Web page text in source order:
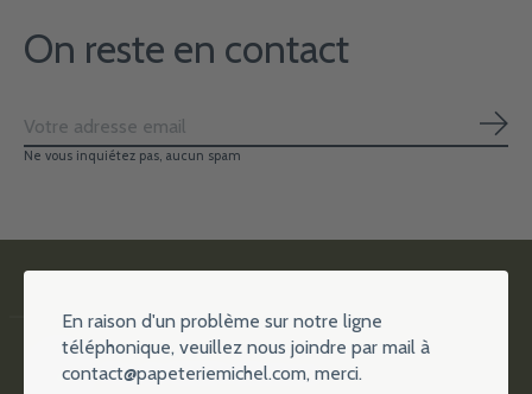
On reste en contact
Ne vous inquiétez pas, aucun spam
Plus de 15000 références
En raison d'un problème sur notre ligne
téléphonique, veuillez nous joindre par mail à
contact@papeteriemichel.com, merci.